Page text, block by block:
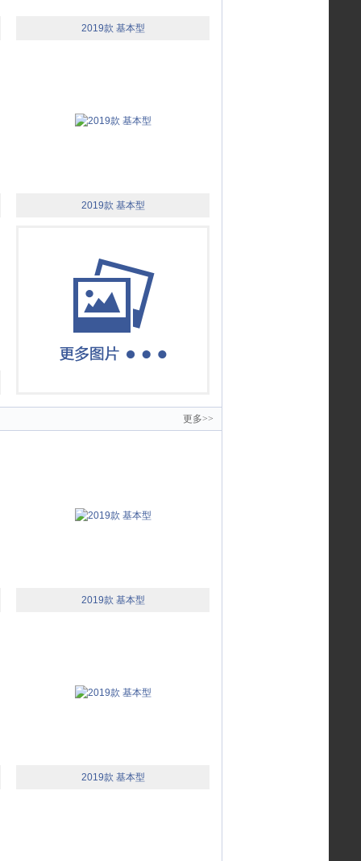
2019款 基本型
2019款 基本型
更多>>
2019款 基本型
2019款 基本型